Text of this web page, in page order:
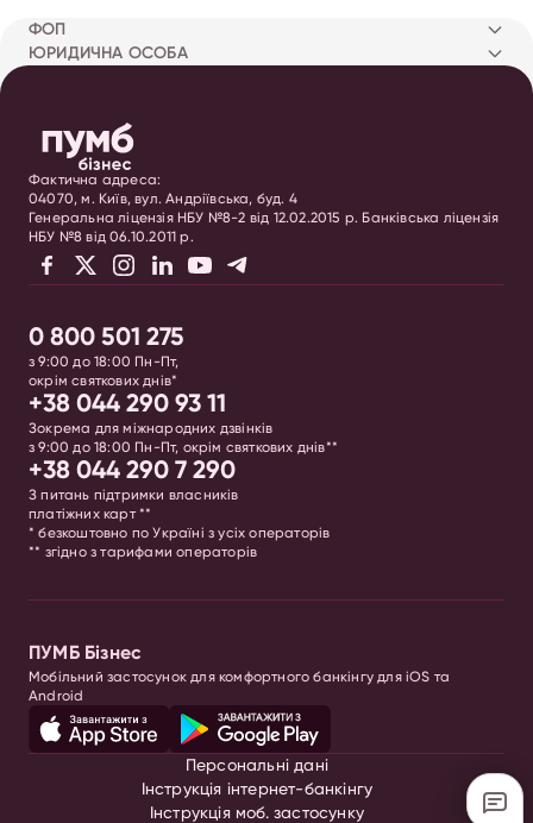
ФОП
ЮРИДИЧНА ОСОБА
Фактична адреса:
04070, м. Київ, вул. Андріївська, буд. 4
Генеральна ліцензія НБУ №8-2 від 12.02.2015 р. Банківська ліцензія
НБУ №8 від 06.10.2011 р.
0 800 501 275
з 9:00 до 18:00 Пн-Пт,
окрім святкових днів*
+38 044 290 93 11
Зокрема для міжнародних дзвінків
з 9:00 до 18:00 Пн-Пт, окрім святкових днів**
+38 044 290 7 290
З питань підтримки власників
платіжних карт **
* безкоштовно по Україні з усіх операторів
** згідно з тарифами операторів
ПУМБ Бізнес
Мобільний застосунок для комфортного банкінгу для iOS та
Android
Персональні дані
Інструкція інтернет-банкінгу
Інструкція моб. застосунку